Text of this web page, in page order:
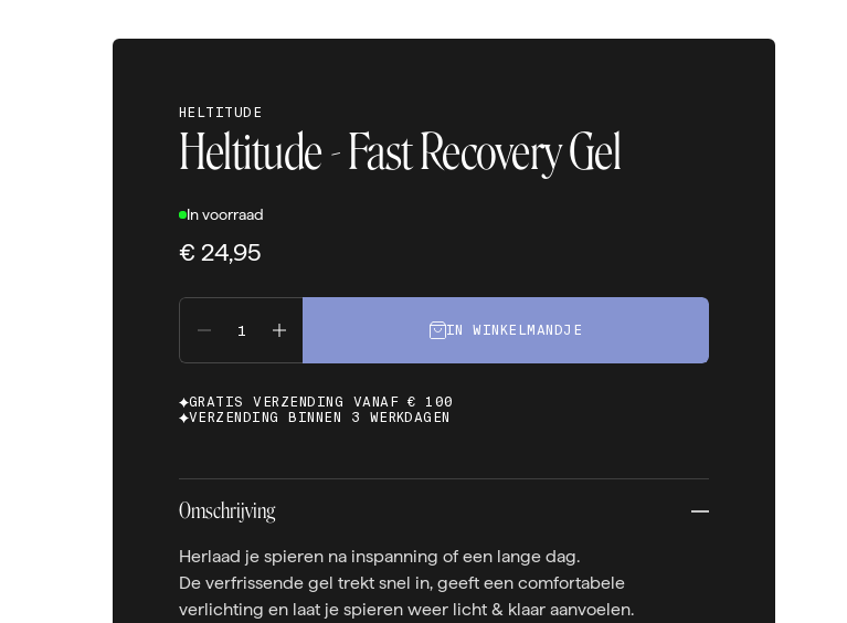
HELTITUDE
Heltitude - Fast Recovery Gel
In voorraad
€ 24,95
IN WINKELMANDJE
GRATIS VERZENDING VANAF € 100
VERZENDING BINNEN 3 WERKDAGEN
Omschrijving
Herlaad je spieren na inspanning of een lange dag.
De verfrissende gel trekt snel in, geeft een comfortabele
verlichting en laat je spieren weer licht & klaar aanvoelen.